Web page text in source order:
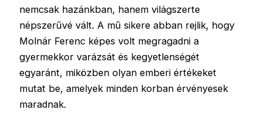
nemcsak hazánkban, hanem világszerte
népszerűvé vált. A mű sikere abban rejlik, hogy
Molnár Ferenc képes volt megragadni a
gyermekkor varázsát és kegyetlenségét
egyaránt, miközben olyan emberi értékeket
mutat be, amelyek minden korban érvényesek
maradnak.